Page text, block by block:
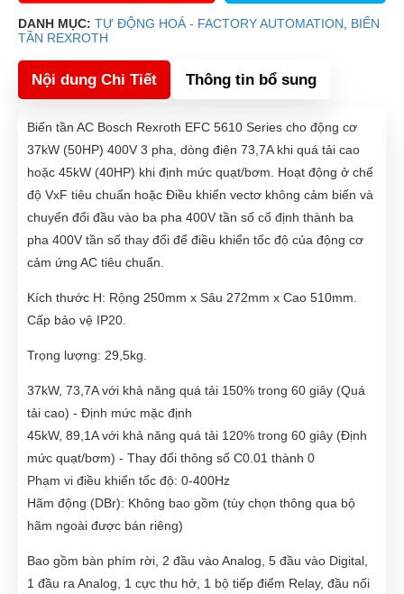
DANH MỤC: TỰ ĐỘNG HOÁ - FACTORY AUTOMATION
BIẾN
TẦN REXROTH
Nội dung Chi Tiết Thông tin bổ sung
Biến tần AC Bosch Rexroth EFC 5610 Series cho động cơ
37kW (50HP) 400V 3 pha, dòng điện 73,7A khi quá tải cao
hoặc 45kW (40HP) khi định mức quạt/bơm. Hoạt động ở chế
độ VxF tiêu chuẩn hoặc Điều khiển vectơ không cảm biến và
chuyển đổi đầu vào ba pha 400V tần số cố định thành ba
pha 400V tần số thay đổi để điều khiển tốc độ của động cơ
cảm ứng AC tiêu chuẩn.
Kích thước H: Rộng 250mm x Sâu 272mm x Cao 510mm.
Cấp bảo vệ IP20.
Trọng lượng: 29,5kg.
37kW, 73,7A với khả năng quá tải 150% trong 60 giây (Quá
tải cao) - Định mức mặc định
45kW, 89,1A với khả năng quá tải 120% trong 60 giây (Định
mức quạt/bơm) - Thay đổi thông số C0.01 thành 0
Phạm vi điều khiển tốc độ: 0-400Hz
Hãm động (DBr): Không bao gồm (tùy chọn thông qua bộ
hãm ngoài được bán riêng)
Bao gồm bàn phím rời, 2 đầu vào Analog, 5 đầu vào Digital,
1 đầu ra Analog, 1 cực thu hở, 1 bộ tiếp điểm Relay, đầu nối